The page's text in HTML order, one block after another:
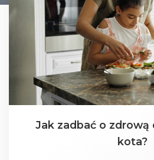
Jak zadbać o
kota?